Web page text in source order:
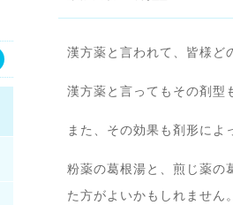
漢方薬と言われて、皆様ど
漢方薬と言ってもその剤型
また、その効果も剤形によ
粉薬の葛根湯と、煎じ薬の
た方がよいかもしれません。